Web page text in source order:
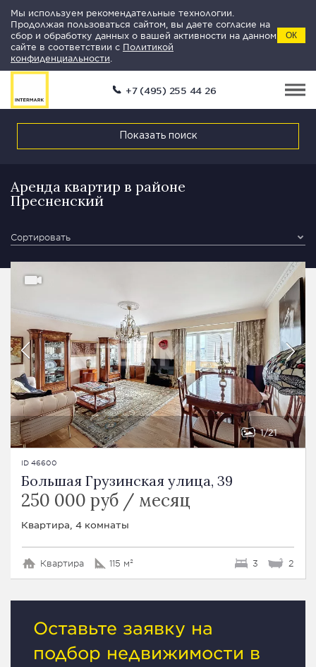
Мы используем рекомендательные технологии.
Продолжая пользоваться сайтом, вы даете согласие на
сбор и обработку данных о вашей активности на данном
сайте в соответствии с Политикой
конфиденциальности
ОК
+7 (495) 255 44 26
Показать поиск
Аренда квартир в районе
Пресненский
Сортировать
1 21
ID 46600
Большая Грузинская улица, 39
250 000 руб / месяц
Квартира, 4 комнаты
Квартира 115 м² 3 2
Оставьте заявку на
подбор недвижимости в